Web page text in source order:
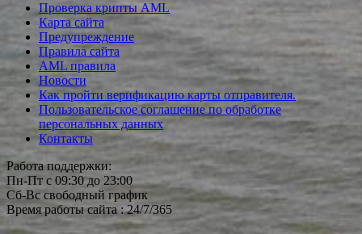
Проверка крипты AML
Карта сайта
Предупреждение
Правила сайта
AML правила
Новости
Как пройти верификацию карты отправителя.
Пользовательское соглашение по обработке
персональных данных
Контакты
Работа поддержки:
Пн-Пт с 09:30 до 23:00
Сб-Вс свободный график
Время работы сайта : 24/7/365